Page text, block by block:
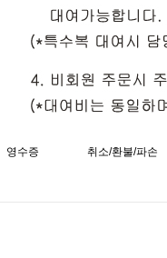
영수증 취소/환불/파손